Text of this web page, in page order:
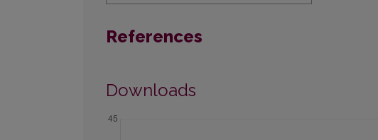
References
Downloads